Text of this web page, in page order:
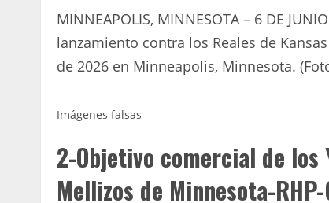
MINNEAPOLIS, MINNESOTA – 6 DE
lanzamiento contra los Reales de
de 2026 en Minneapolis, Minnesota.
Imágenes falsas
2-Objetivo comercial de los
Mellizos de Minnesota-